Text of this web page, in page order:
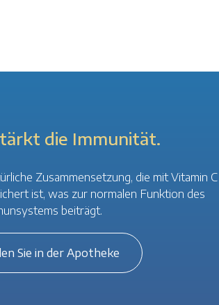
die Immunität.
Zusammensetzung, die mit Vitamin C
ist, was zur normalen Funktion des
beiträgt.
Sie in der Apotheke